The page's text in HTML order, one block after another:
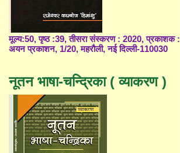
मूल्य:50, पृष्ठ :39, तीसरा संस्करण : 2020, प्रकाशक :
अयन प्रकाशन, 1/20, महरौली, नई दिल्ली-110030
नूतन भाषा-चन्द्रिका ( व्याकरण )